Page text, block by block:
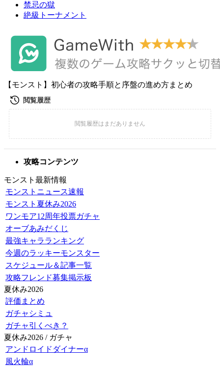
禁忌の獄
絶級トーナメント
【モンスト】初心者の攻略手順と序盤の進め方まとめ
攻略コンテンツ
モンスト最新情報
モンストニュース速報
モンスト夏休み2026
ワンモア12周年投票ガチャ
オーブあみだくじ
最強キャラランキング
今週のラッキーモンスター
スケジュール＆記事一覧
攻略フレンド募集掲示板
夏休み2026
評価まとめ
ガチャシミュ
ガチャ引くべき？
夏休み2026 / ガチャ
アンドロイドダイナーα
風火輪α